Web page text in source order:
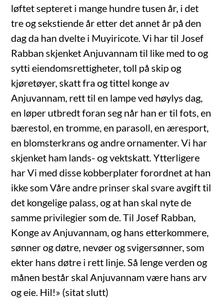
løftet septeret i mange hundre tusen år, i det
tre og sekstiende år etter det annet år på den
dag da han dvelte i Muyiricote. Vi har til Josef
Rabban skjenket Anjuvannam til like med to og
sytti eiendomsrettigheter, toll på skip og
kjøretøyer, skatt fra og tittel konge av
Anjuvannam, rett til en lampe ved høylys dag,
en løper utbredt foran seg når han er til fots, en
bærestol, en tromme, en parasoll, en æresport,
en blomsterkrans og andre ornamenter. Vi har
skjenket ham lands- og vektskatt. Ytterligere
har Vi med disse kobberplater forordnet at han
ikke som Våre andre prinser skal svare avgift til
det kongelige palass, og at han skal nyte de
samme privilegier som de. Til Josef Rabban,
Konge av Anjuvannam, og hans etterkommere,
sønner og døtre, nevøer og svigersønner, som
ekter hans døtre i rett linje. Så lenge verden og
månen består skal Anjuvannam være hans arv
og eie. Hil!» (sitat slutt)